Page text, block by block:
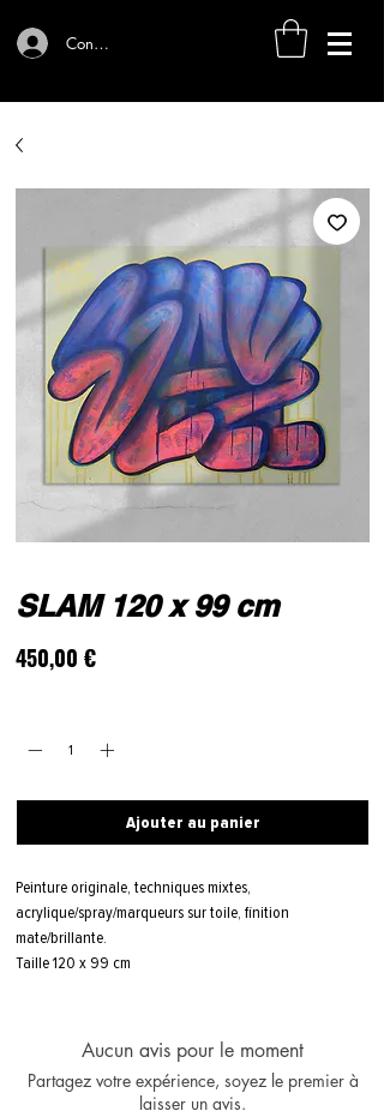
Connexion
SLAM 120 x 99 cm
450,00 €Prix
Ajouter au panier
Peinture originale, techniques mixtes,
acrylique/spray/marqueurs sur toile, finition
mate/brillante.
Taille 120 x 99 cm
Aucun avis pour le moment
Partagez votre expérience, soyez le premier à
laisser un avis.